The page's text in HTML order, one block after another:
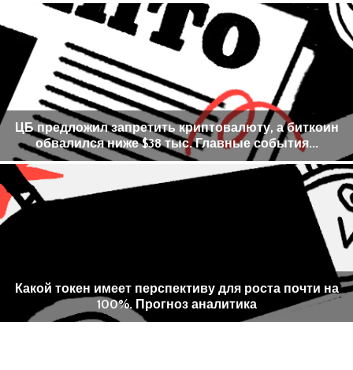
ЦБ предложил запретить криптовалюту, а биткоин
обвалился ниже $38 тыс. Главные события...
Какой токен имеет перспективу для роста почти на
100%. Прогноз аналитика